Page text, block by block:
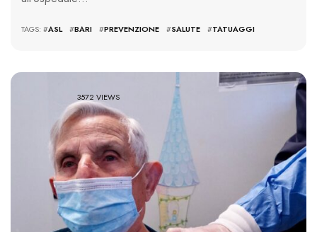
TAGS: #ASL #BARI #PREVENZIONE #SALUTE #TATUAGGI
3572 VIEWS